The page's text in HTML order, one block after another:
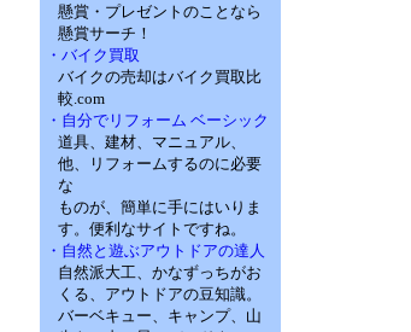
懸賞・プレゼントのことなら
懸賞サーチ！
・バイク買取
バイクの売却はバイク買取比
較.com
・自分でリフォーム ベーシック
道具、建材、マニュアル、
他、リフォームするのに必要
な
ものが、簡単に手にはいりま
す。便利なサイトですね。
・自然と遊ぶアウトドアの達人
自然派大工、かなずっちがお
くる、アウトドアの豆知識。
バーベキュー、キャンプ、山